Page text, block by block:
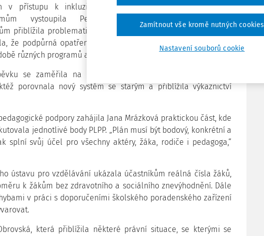
v přístupu k inkluzi a
vystoupila Petra
přiblížila problematiku jak z legislativního, tak i praktického
že podpůrná opatření se týkají i nadaných dětí a seznámila
různých programů a projektů jako je Talnet či Erasmus+.
se zaměřila na různorodé možnosti financování prvků
porovnala nový systém se starým a přiblížila výkaznictví
podpory zahájila Jana Mrázková praktickou část, kde
jednotlivé body PLPP. „Plán musí být bodový, konkrétní a
splní svůj účel pro všechny aktéry, žáka, rodiče i pedagoga,“
ústavu pro vzdělávání ukázala účastníkům reálná čísla žáků,
k žákům bez zdravotního a sociálního znevýhodnění. Dále
v práci s doporučeními školského poradenského zařízení
která přiblížila některé právní situace, se kterými se
Nastavení souborů cookie
Zamítnout vše kromě nutných cookies